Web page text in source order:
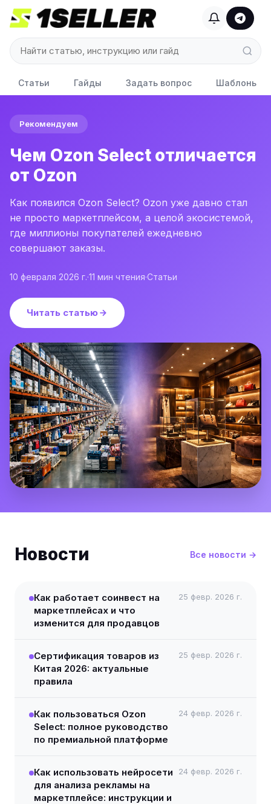
Статьи Гайды Задать вопрос Шаблоны
Рекомендуем
Чем Ozon Select отличается
от Ozon
Как появился Ozon Select? Ozon уже давно стал
не просто маркетплейсом, а целой экосистемой,
где миллионы покупателей ежедневно
совершают заказы.
10 февраля 2026 г.·11 мин чтения·Статьи
Читать статью
Новости Все новости →
Как работает соинвест на
маркетплейсах и что
изменится для продавцов
25 февр. 2026 г.
Сертификация товаров из
Китая 2026: актуальные
правила
25 февр. 2026 г.
Как пользоваться Ozon
Select: полное руководство
по премиальной платформе
24 февр. 2026 г.
Как использовать нейросети
для анализа рекламы на
маркетплейсе: инструкции и
24 февр. 2026 г.